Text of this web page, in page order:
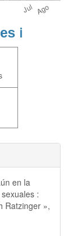
ℹ️
en la
:
Ratzinger »,